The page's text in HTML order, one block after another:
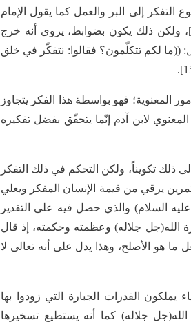
الله عزّ وجلّ))[13]، إذ يدعوا هذا النوع التفكر إلى البر والعمل كما يقول الإمام
أمير المؤمنين(عليه السلام): ((إن التفكر يدعو إلى البر والعمل به))[14]، ولكن ذلك يكون بضوابط، يروى أنه خرج
لكم تتكلّمون؟ فقالوا: نتفكّر في خلق
المعنوية؛ فهو بواسطة هذا الفكر يتجاوز
المعنوي لابن آدم إنّما يتحقّق بفضل تفكيره
ذلك تكويناً، ولكن التحكم في ذلك التفكر
يرقي من قيمة الإنسان المفكر ويعلي
السلام) والذي حصل فيه على التقدير
الله(جل جلاله) وعظمته وحكمته، إذ قال
منكم فافعل ما هو الأصلح، وهذا يدل على أنه تعالى لا
يملكون القدرات الجبارة التي زودوا بها
جلاله) كما أنه يستطيع تسخيرها